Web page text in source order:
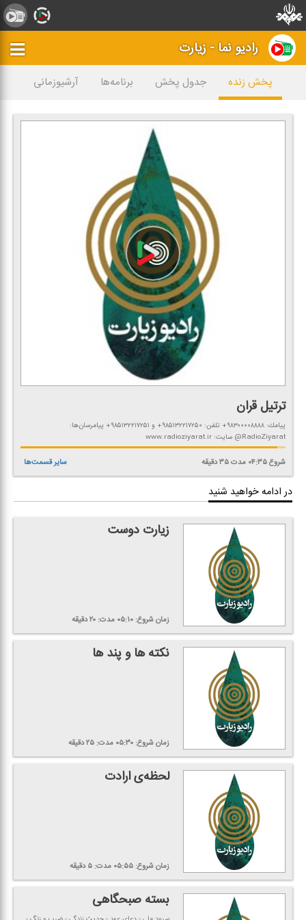
رادیو نما - زیارت
پخش زنده جدول پخش برنامه‌ها آرشیوزمانی
ترتیل قران
پیامك: ۹۸۳۰۰۰۰۸۸۸۸+ تلفن: ۹۸۵۱۳۲۲۱۷۲۵۰+ و ۹۸۵۱۳۲۲۱۷۲۵۱+ پیامرسان‌ها:
RadioZiyarat@ سایت: www.radioziyarat.ir
شروع۰۴:۳۵ مدت۳۵دقیقه سایر قسمت‌ها
در ادامه خواهید شنید
زیارت دوست
زمان شروع: ۰۵:۱۰ مدت: ۲۰دقیقه
نكته ها و پند ها
زمان شروع: ۰۵:۳۰ مدت: ۲۵دقیقه
لحظه‌ی ارادت
زمان شروع: ۰۵:۵۵ مدت: ۵دقیقه
بسته صبحگاهی